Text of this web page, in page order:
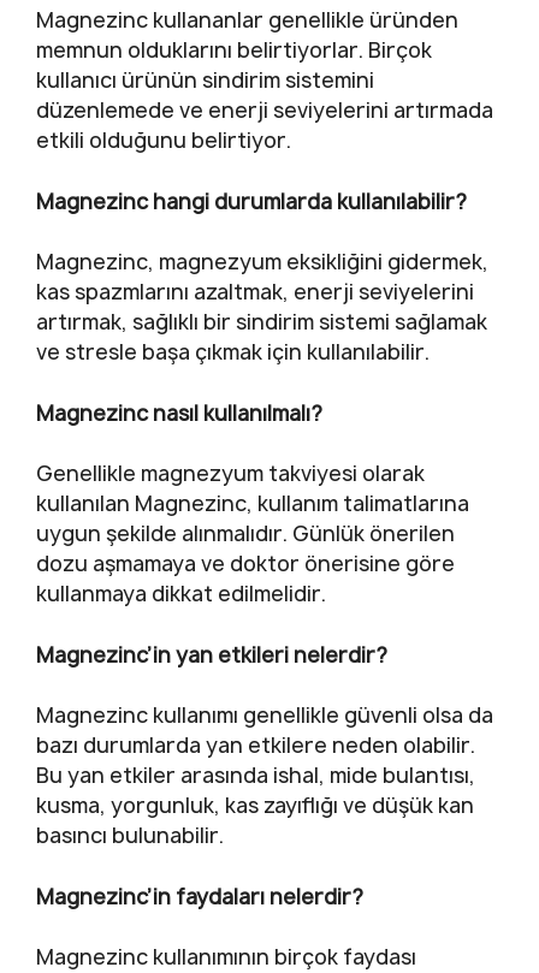
Magnezinc kullananlar genellikle üründen
memnun olduklarını belirtiyorlar. Birçok
kullanıcı ürünün sindirim sistemini
düzenlemede ve enerji seviyelerini artırmada
etkili olduğunu belirtiyor.
Magnezinc hangi durumlarda kullanılabilir?
Magnezinc, magnezyum eksikliğini gidermek,
kas spazmlarını azaltmak, enerji seviyelerini
artırmak, sağlıklı bir sindirim sistemi sağlamak
ve stresle başa çıkmak için kullanılabilir.
Magnezinc nasıl kullanılmalı?
Genellikle magnezyum takviyesi olarak
kullanılan Magnezinc, kullanım talimatlarına
uygun şekilde alınmalıdır. Günlük önerilen
dozu aşmamaya ve doktor önerisine göre
kullanmaya dikkat edilmelidir.
Magnezinc’in yan etkileri nelerdir?
Magnezinc kullanımı genellikle güvenli olsa da
bazı durumlarda yan etkilere neden olabilir.
Bu yan etkiler arasında ishal, mide bulantısı,
kusma, yorgunluk, kas zayıflığı ve düşük kan
basıncı bulunabilir.
Magnezinc’in faydaları nelerdir?
Magnezinc kullanımının birçok faydası